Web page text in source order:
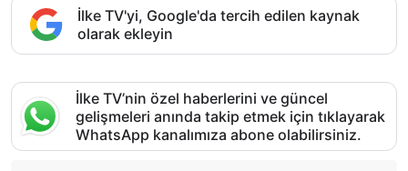
İlke TV'yi, Google'da tercih edilen kaynak
olarak ekleyin
İlke TV’nin özel haberlerini ve güncel
gelişmeleri anında takip etmek için tıklayarak
WhatsApp kanalımıza abone olabilirsiniz.